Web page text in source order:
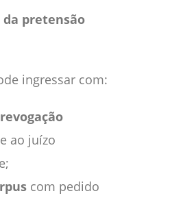
da pretensão
ingressar com:
ao juízo
com pedido